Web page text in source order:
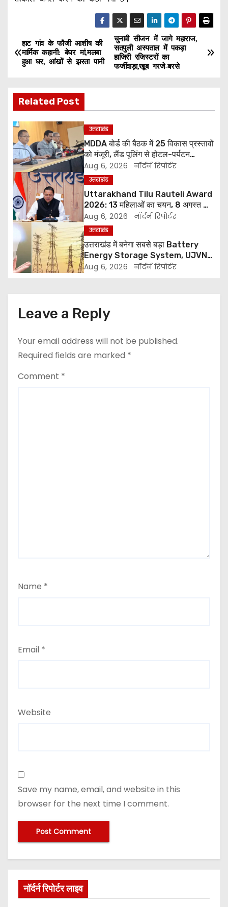
P
o
t
n
a
v
i
g
a
t
n
चुनावी सीजन में जागे महाराज,
सतपुली अस्पताल में पकड़ा
हाजिरी रजिस्टरों का
फर्जीवाड़ा,खूब गरजे-बरसे
हाट गांव के फौजी आशीष की
मार्मिक कहानी: बेघर मां,मलबा
हुआ घर, आंखों से झरता पानी
Related Post
उत्तराखंड
MDDA बोर्ड की बैठक में 25 विकास प्रस्तावों
को मंजूरी, लैंड पूलिंग से होटल-पर्यटन
परियोजनाओं को मिलेगी रफ्तार
Aug 6, 2026 नॉर्दर्न रिपोर्टर
उत्तराखंड
Uttarakhand Tilu Rauteli Award
2026: 13 महिलाओं का चयन, 8 अगस्त को
सीएम धामी करेंगे सम्मानित
Aug 6, 2026 नॉर्दर्न रिपोर्टर
उत्तराखंड
उत्तराखंड में बनेगा सबसे बड़ा Battery
Energy Storage System, UJVNL
लगाएगा 352 करोड़ का प्रोजेक्ट
Aug 6, 2026 नॉर्दर्न रिपोर्टर
Leave a Reply
Your email address will not be published.
Required fields are marked *
Comment *
Name *
Email *
Website
Save my name, email, and website in this
browser for the next time I comment.
नॉर्दर्न रिपोर्टर लाइव